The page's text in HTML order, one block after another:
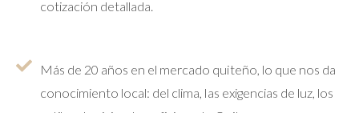
Más de 20 años en el mercado quiteño, lo que nos da
conocimiento local: del clima, las exigencias de luz, los
cotización detallada.